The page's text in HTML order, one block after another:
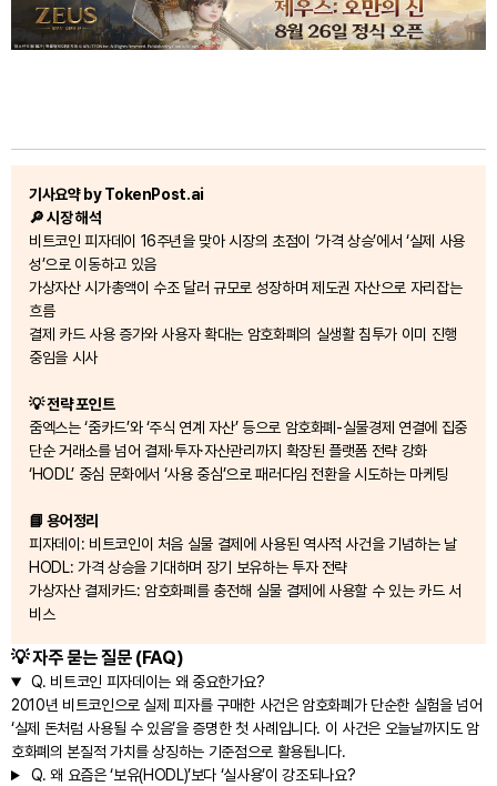
기사요약 by TokenPost.ai
🔎 시장 해석
비트코인 피자데이 16주년을 맞아 시장의 초점이 ‘가격 상승’에서 ‘실제 사용
성’으로 이동하고 있음
가상자산 시가총액이 수조 달러 규모로 성장하며 제도권 자산으로 자리잡는
흐름
결제 카드 사용 증가와 사용자 확대는 암호화폐의 실생활 침투가 이미 진행
중임을 시사
💡 전략 포인트
줌엑스는 ‘줌카드’와 ‘주식 연계 자산’ 등으로 암호화폐-실물경제 연결에 집중
단순 거래소를 넘어 결제·투자·자산관리까지 확장된 플랫폼 전략 강화
‘HODL’ 중심 문화에서 ‘사용 중심’으로 패러다임 전환을 시도하는 마케팅
📘 용어정리
피자데이: 비트코인이 처음 실물 결제에 사용된 역사적 사건을 기념하는 날
HODL: 가격 상승을 기대하며 장기 보유하는 투자 전략
가상자산 결제카드: 암호화폐를 충전해 실물 결제에 사용할 수 있는 카드 서
비스
💡 자주 묻는 질문 (FAQ)
Q. 비트코인 피자데이는 왜 중요한가요?
2010년 비트코인으로 실제 피자를 구매한 사건은 암호화폐가 단순한 실험을 넘어
‘실제 돈처럼 사용될 수 있음’을 증명한 첫 사례입니다. 이 사건은 오늘날까지도 암
호화폐의 본질적 가치를 상징하는 기준점으로 활용됩니다.
Q. 왜 요즘은 ‘보유(HODL)’보다 ‘실사용’이 강조되나요?